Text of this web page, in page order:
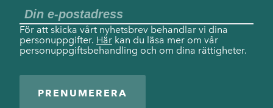
För att skicka vårt nyhetsbrev behandlar vi dina
personuppgifter. Här kan du läsa mer om vår
personuppgiftsbehandling och om dina rättigheter.
PRENUMERERA